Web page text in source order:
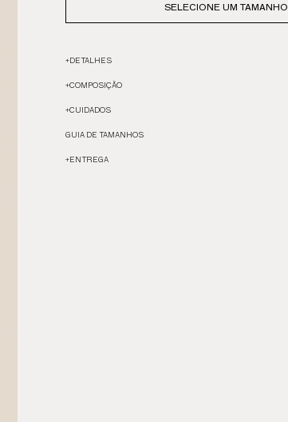
SELECIONE UM TAMANHO
+DETALHES
+COMPOSIÇÃO
+CUIDADOS
GUIA DE TAMANHOS
+ENTREGA